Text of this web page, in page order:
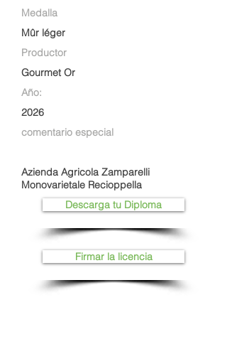
Medalla
Mûr léger
Productor
Gourmet Or
Año:
2026
comentario especial
Azienda Agricola Zamparelli
Monovarietale Recioppella
Descarga tu Diploma
Firmar la licencia